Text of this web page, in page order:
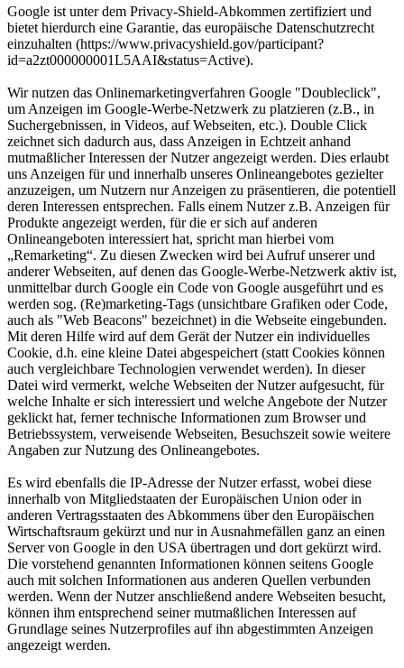
Google ist unter dem Privacy-Shield-Abkommen zertifiziert und
bietet hierdurch eine Garantie, das europäische Datenschutzrecht
einzuhalten (https://www.privacyshield.gov/participant?
id=a2zt000000001L5AAI&status=Active).
Wir nutzen das Onlinemarketingverfahren Google "Doubleclick",
um Anzeigen im Google-Werbe-Netzwerk zu platzieren (z.B., in
Suchergebnissen, in Videos, auf Webseiten, etc.). Double Click
zeichnet sich dadurch aus, dass Anzeigen in Echtzeit anhand
mutmaßlicher Interessen der Nutzer angezeigt werden. Dies erlaubt
uns Anzeigen für und innerhalb unseres Onlineangebotes gezielter
anzuzeigen, um Nutzern nur Anzeigen zu präsentieren, die potentiell
deren Interessen entsprechen. Falls einem Nutzer z.B. Anzeigen für
Produkte angezeigt werden, für die er sich auf anderen
Onlineangeboten interessiert hat, spricht man hierbei vom
„Remarketing“. Zu diesen Zwecken wird bei Aufruf unserer und
anderer Webseiten, auf denen das Google-Werbe-Netzwerk aktiv ist,
unmittelbar durch Google ein Code von Google ausgeführt und es
werden sog. (Re)marketing-Tags (unsichtbare Grafiken oder Code,
auch als "Web Beacons" bezeichnet) in die Webseite eingebunden.
Mit deren Hilfe wird auf dem Gerät der Nutzer ein individuelles
Cookie, d.h. eine kleine Datei abgespeichert (statt Cookies können
auch vergleichbare Technologien verwendet werden). In dieser
Datei wird vermerkt, welche Webseiten der Nutzer aufgesucht, für
welche Inhalte er sich interessiert und welche Angebote der Nutzer
geklickt hat, ferner technische Informationen zum Browser und
Betriebssystem, verweisende Webseiten, Besuchszeit sowie weitere
Angaben zur Nutzung des Onlineangebotes.
Es wird ebenfalls die IP-Adresse der Nutzer erfasst, wobei diese
innerhalb von Mitgliedstaaten der Europäischen Union oder in
anderen Vertragsstaaten des Abkommens über den Europäischen
Wirtschaftsraum gekürzt und nur in Ausnahmefällen ganz an einen
Server von Google in den USA übertragen und dort gekürzt wird.
Die vorstehend genannten Informationen können seitens Google
auch mit solchen Informationen aus anderen Quellen verbunden
werden. Wenn der Nutzer anschließend andere Webseiten besucht,
können ihm entsprechend seiner mutmaßlichen Interessen auf
Grundlage seines Nutzerprofiles auf ihn abgestimmten Anzeigen
angezeigt werden.